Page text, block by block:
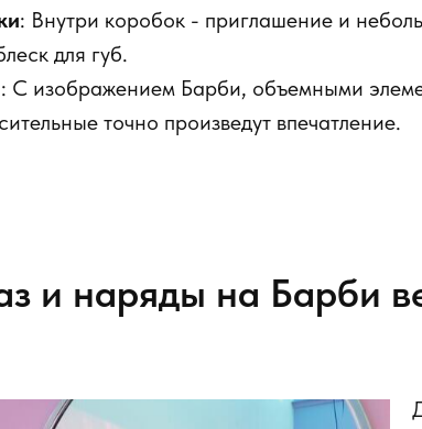
: Внутри коробок - приглашение и
для губ.
: С изображением Барби, объемными
точно произведут впечатление.
и наряды на Барби